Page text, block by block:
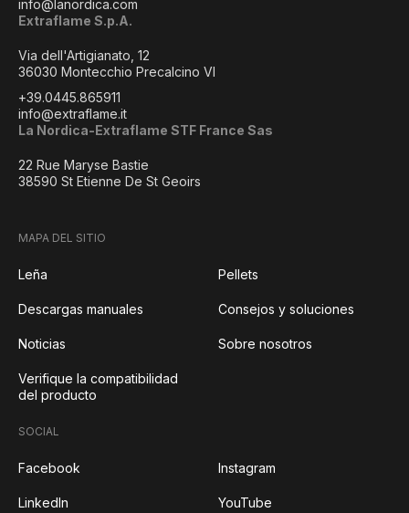
info@lanordica.com
Extraflame S.p.A.
Via dell'Artigianato, 12
36030 Montecchio Precalcino VI
+39.0445.865911
info@extraflame.it
La Nordica-Extraflame STF France Sas
22 Rue Maryse Bastie
38590 St Etienne De St Geoirs
MAPA DEL SITIO
Leña Pellets
Descargas manuales Consejos y soluciones
Noticias Sobre nosotros
Verifique la compatibilidad
del producto
SOCIAL
Facebook Instagram
LinkedIn YouTube